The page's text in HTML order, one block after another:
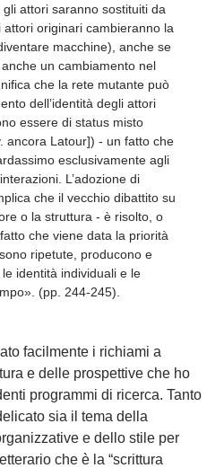
attori saranno sostituiti da
originari cambieranno la
macchine), anche se
un cambiamento nel
che la rete mutante può
dell’identità degli attori
essere di status misto
ancora Latour]) - un fatto che
esclusivamente agli
L’adozione di
che il vecchio dibattito su
o la struttura - è risolto, o
che viene data la priorità
ripetute, producono e
identità individuali e le
(pp. 244-245).
facilmente i richiami a
e delle prospettive che ho
programmi di ricerca. Tanto
sia il tema della
e dello stile per
che è la “scrittura